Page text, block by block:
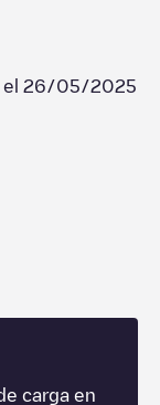
26/05/2025
carga en